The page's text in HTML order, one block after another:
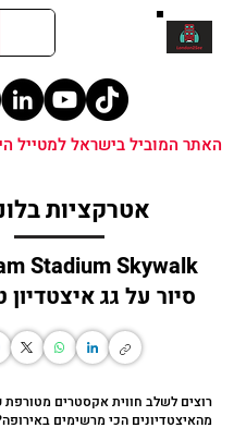
האתר המוביל בישראל למטייל
אטרקציות
Stadium Skywalk
סיור על גג
רוצים לשלב חווית אקסטרים